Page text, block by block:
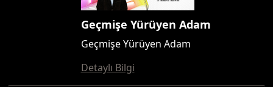
Geçmişe Yürüyen Adam
Geçmişe Yürüyen Adam
Detaylı Bilgi